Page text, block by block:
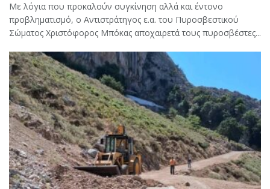
Με λόγια που προκαλούν συγκίνηση αλλά και έντονο
προβληματισμό, ο Αντιστράτηγος ε.α. του Πυροσβεστικού
Σώματος Χριστόφορος Μπόκας αποχαιρετά τους πυροσβέστες...